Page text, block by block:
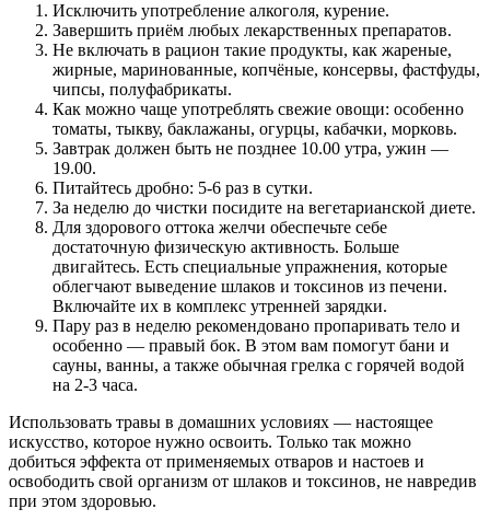
Исключить употребление алкоголя, курение.
Завершить приём любых лекарственных препаратов.
Не включать в рацион такие продукты, как жареные,
жирные, маринованные, копчёные, консервы, фастфуды,
чипсы, полуфабрикаты.
Как можно чаще употреблять свежие овощи: особенно
томаты, тыкву, баклажаны, огурцы, кабачки, морковь.
Завтрак должен быть не позднее 10.00 утра, ужин —
19.00.
Питайтесь дробно: 5-6 раз в сутки.
За неделю до чистки посидите на вегетарианской диете.
Для здорового оттока желчи обеспечьте себе
достаточную физическую активность. Больше
двигайтесь. Есть специальные упражнения, которые
облегчают выведение шлаков и токсинов из печени.
Включайте их в комплекс утренней зарядки.
Пару раз в неделю рекомендовано пропаривать тело и
особенно — правый бок. В этом вам помогут бани и
сауны, ванны, а также обычная грелка с горячей водой
на 2-3 часа.
Использовать травы в домашних условиях — настоящее
искусство, которое нужно освоить. Только так можно
добиться эффекта от применяемых отваров и настоев и
освободить свой организм от шлаков и токсинов, не навредив
при этом здоровью.